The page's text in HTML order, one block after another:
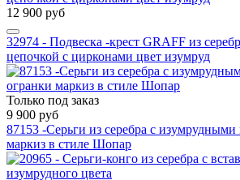
12 900 руб
32974 - Подвеска -крест GRAFF из
цепочкой с цирконами цвет изумруд
Только под заказ
9 900 руб
87153 -Серьги из серебра с
маркиз в стиле Шопар